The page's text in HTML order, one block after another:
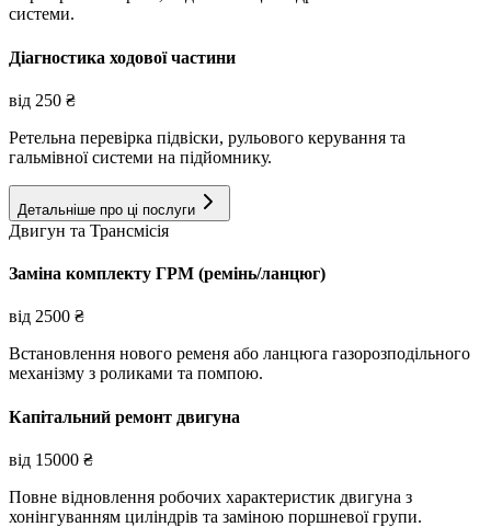
системи.
Діагностика ходової частини
від 250 ₴
Ретельна перевірка підвіски, рульового керування та
гальмівної системи на підйомнику.
Детальніше про ці послуги
Двигун та Трансмісія
Заміна комплекту ГРМ (ремінь/ланцюг)
від 2500 ₴
Встановлення нового ременя або ланцюга газорозподільного
механізму з роликами та помпою.
Капітальний ремонт двигуна
від 15000 ₴
Повне відновлення робочих характеристик двигуна з
хонінгуванням циліндрів та заміною поршневої групи.